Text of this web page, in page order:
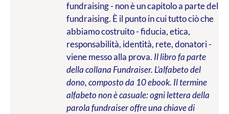
fundraising - non è un capitolo a parte del
fundraising. È il punto in cui tutto ciò che
abbiamo costruito - fiducia, etica,
responsabilità, identità, rete, donatori -
viene messo alla prova. Il libro fa parte
della collana Fundraiser. L’alfabeto del
dono, composto da 10 ebook. Il termine
alfabeto non è casuale: ogni lettera della
parola fundraiser offre una chiave di